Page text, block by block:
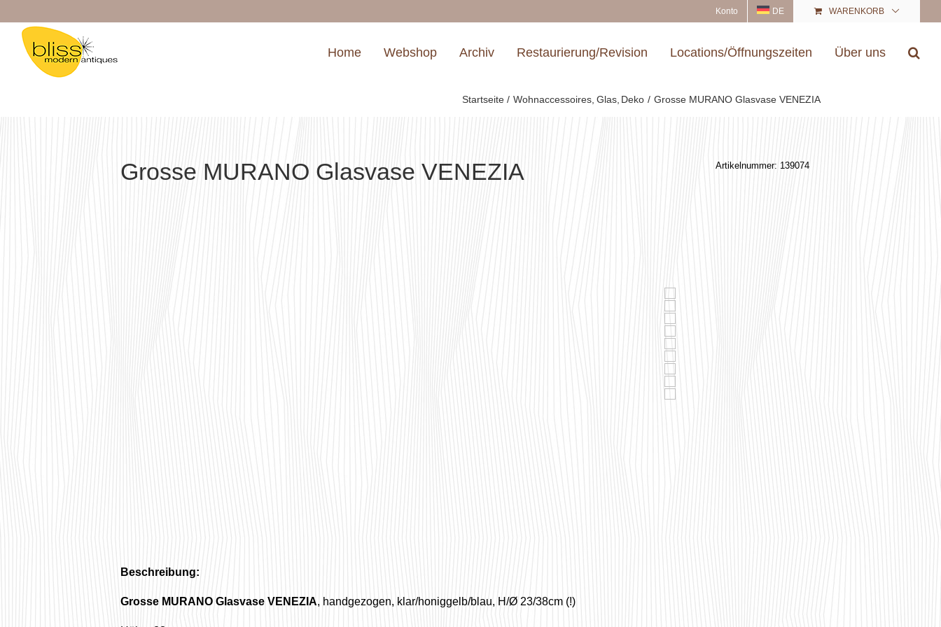
Inhalt
springen
Konto DE WARENKORB
Home Webshop Archiv Restaurierung/Revision Locations/Öffnungszeiten Über uns
Startseite Wohnaccessoires Glas Deko Grosse MURANO Glasvase VENEZIA
Grosse MURANO Glasvase VENEZIA Artikelnummer: 139074
Beschreibung:
Grosse MURANO Glasvase VENEZIA, handgezogen, klar/honiggelb/blau, H/Ø 23/38cm (!)